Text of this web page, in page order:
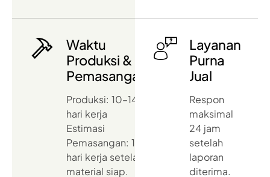
Waktu
Produksi &
Pemasangan
Produksi: 10–14
hari kerja
Estimasi
Pemasangan: 1–3
hari kerja setelah
material siap.
Layanan
Purna
Jual
Respon
maksimal
24 jam
setelah
laporan
diterima.